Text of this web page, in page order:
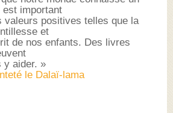
important
valeurs positives telles que la
et
de nos enfants. Des livres
y aider. »
le Dalaï-lama